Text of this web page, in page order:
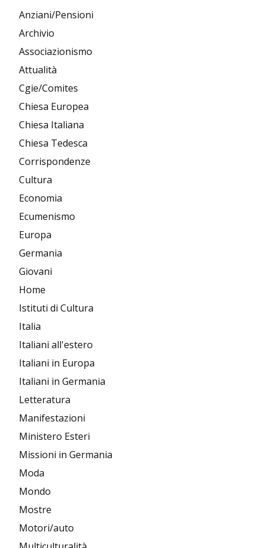
Anziani/Pensioni
Archivio
Associazionismo
Attualità
Cgie/Comites
Chiesa Europea
Chiesa Italiana
Chiesa Tedesca
Corrispondenze
Cultura
Economia
Ecumenismo
Europa
Germania
Giovani
Home
Istituti di Cultura
Italia
Italiani all'estero
Italiani in Europa
Italiani in Germania
Letteratura
Manifestazioni
Ministero Esteri
Missioni in Germania
Moda
Mondo
Mostre
Motori/auto